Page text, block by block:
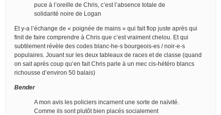
puce à l’oreille de Chris, c’est l’absence totale de
solidarité noire de Logan
Et y-a l’échange de « poignée de mains » qui fait flop juste après qui
finit de faire comprendre à Chris que c’est vraiment chelou. Et qui
subtilement révèle des codes blanc-he-s bourgeois-es / noir-e-s
populaires. Jouant sur les deux tableaux de races et de classe (quand
on sait après coup qu’en fait Chris parle à un mec cis-hétéro blancs
richousse d’environ 50 balais)
Bender
A mon avis les policiers incarnent une sorte de naïvité.
Comme ils sont plutôt bien placés socialement